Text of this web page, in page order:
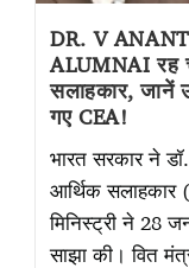
DR. V
ALUMNAI रह
सलाहकार, जानें
गए CEA!
भारत सरकार ने
आर्थिक सलाहकार
मिनिस्ट्री ने 28
साझा की। वित